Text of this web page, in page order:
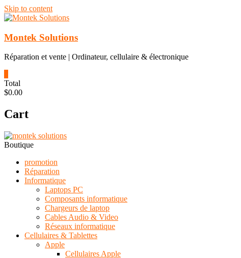
Skip to content
Montek Solutions
Réparation et vente | Ordinateur, cellulaire & électronique
Total
$0.00
Cart
Boutique
promotion
Réparation
Informatique
Laptops PC
Composants informatique
Chargeurs de laptop
Cables Audio & Video
Réseaux informatique
Cellulaires & Tablettes
Apple
Cellulaires Apple